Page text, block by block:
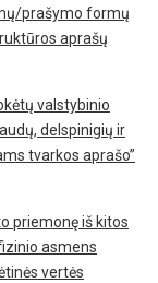
prašymo formų
aprašų
valstybinio
delspinigių ir
tvarkos aprašo”
priemonę iš kitos
asmens
vertės